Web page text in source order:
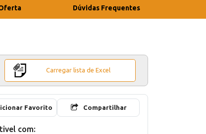
Dúvidas Frequentes
Carregar lista de Excel
Favorito Compartilhar
com: